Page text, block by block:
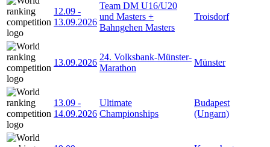
12.09 -
13.09.2026
Team DM U16/U20
und Masters +
Bahngehen Masters
Troisdorf
13.09.2026
24. Volksbank-Münster-
Marathon
Münster
13.09 -
14.09.2026
Ultimate
Championships
Budapest
(Ungarn)